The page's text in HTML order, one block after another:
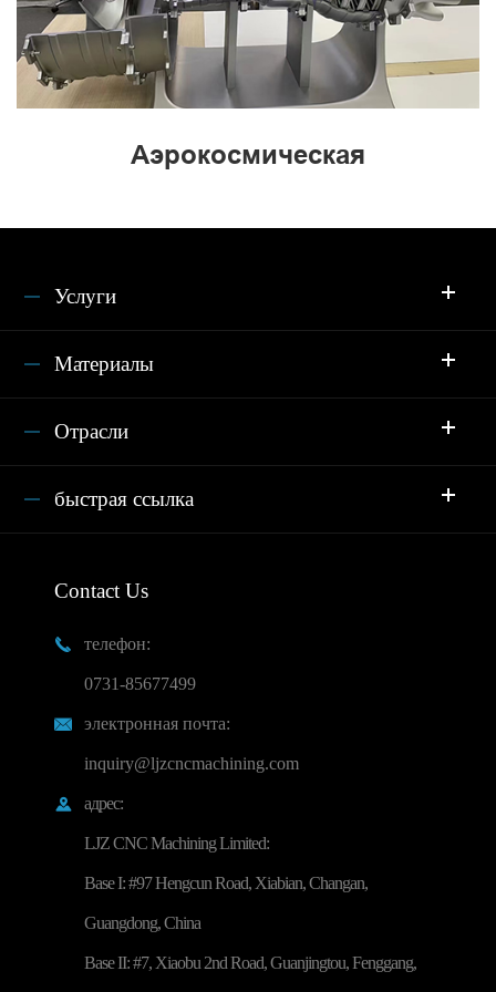
Аэрокосмическая
Услуги
Материалы
Отрасли
быстрая ссылка
Contact Us

телефон:
0731-85677499

электронная почта:
inquiry@ljzcncmachining.com

адрес:
LJZ CNC Machining Limited:
Base I: #97 Hengcun Road, Xiabian, Changan,
Guangdong, China
Base II: #7, Xiaobu 2nd Road, Guanjingtou, Fenggang,